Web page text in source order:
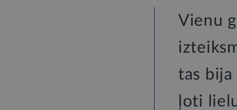
Vienu
tas bija
ļoti